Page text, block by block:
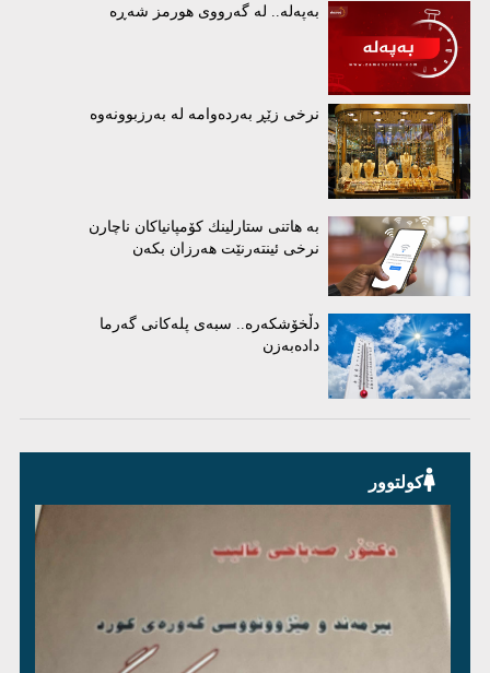
بەپەلە.. لە گەرووی هورمز شەڕە
نرخی زێڕ بەردەوامە لە بەرزبوونەوە
بە هاتنی ستارلینك كۆمپانیاكان ناچارن
نرخی ئینتەرنێت هەرزان بكەن
دڵخۆشکەرە.. سبەی پلەکانی گەرما
دادەبەزن
کولتوور